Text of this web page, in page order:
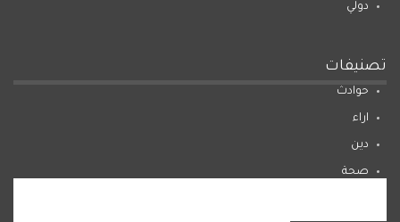
دولي
تصنيفات
حوادث
اراء
دين
صحة